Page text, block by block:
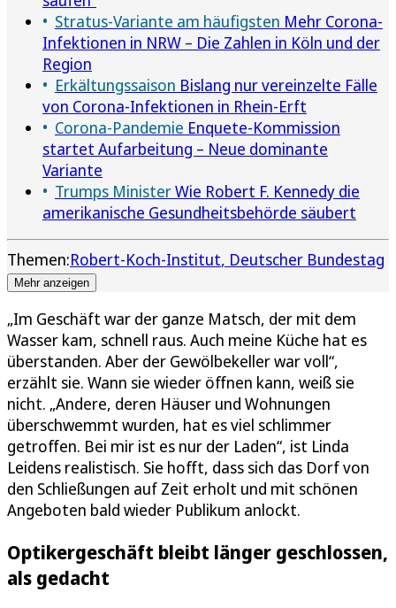
Stratus-Variante am häufigsten Mehr Corona-
Infektionen in NRW – Die Zahlen in Köln und der
Region
Erkältungssaison Bislang nur vereinzelte Fälle
von Corona-Infektionen in Rhein-Erft
Corona-Pandemie Enquete-Kommission
startet Aufarbeitung – Neue dominante
Variante
Trumps MinisterWie Robert F. Kennedy die
amerikanische Gesundheitsbehörde säubert
Themen:Robert-Koch-Institut Deutscher Bundestag
Mehr anzeigen
„Im Geschäft war der ganze Matsch, der mit dem
Wasser kam, schnell raus. Auch meine Küche hat es
überstanden. Aber der Gewölbekeller war voll“,
erzählt sie. Wann sie wieder öffnen kann, weiß sie
nicht. „Andere, deren Häuser und Wohnungen
überschwemmt wurden, hat es viel schlimmer
getroffen. Bei mir ist es nur der Laden“, ist Linda
Leidens realistisch. Sie hofft, dass sich das Dorf von
den Schließungen auf Zeit erholt und mit schönen
Angeboten bald wieder Publikum anlockt.
Optikergeschäft bleibt länger geschlossen,
als gedacht